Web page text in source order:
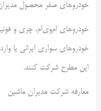
خودروهای صفر محصول
این مطرح شرکت کنند.
معارفه شرکت مدیران ماشین